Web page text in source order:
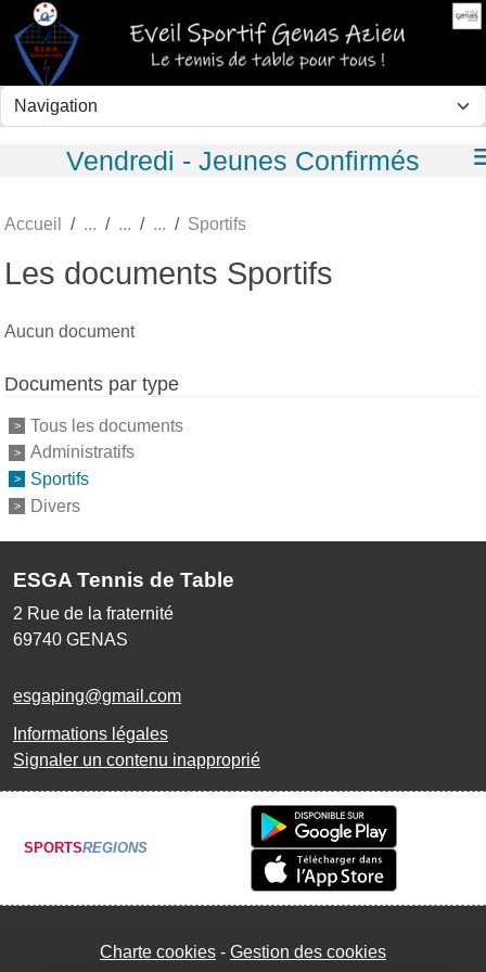
Vendredi - Jeunes Confirmés
Accueil Sportifs
Les documents Sportifs
Aucun document
Documents par type
Tous les documents
Administratifs
Sportifs
Divers
ESGA Tennis de Table
2 Rue de la fraternité
69740 GENAS
esgaping@gmail.com
Informations légales
Signaler un contenu inapproprié
SPORTSREGIONS
Charte cookies Gestion des cookies
Panneau de gestion des cookies